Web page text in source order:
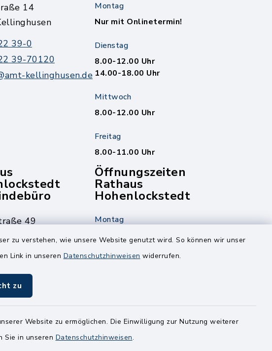
zu verstehen, wie unsere Website genutzt wird. So können wir unser
Link in unseren Datenschutzhinweisen widerrufen.
zu
Website zu ermöglichen. Die Einwilligung zur Nutzung weiterer
Sie in unseren Datenschutzhinweisen.
14
39-0
39-70120
kellinghusen.de
Montag
Nur mit Onlinetermin!
Dienstag
8.00-12.00 Uhr
14.00-18.00 Uhr
Mittwoch
8.00-12.00 Uhr
Freitag
8.00-11.00 Uhr
49
30-0
30-15
kellinghusen.de
Öffnungszeiten
Rathaus
Hohenlockstedt
Montag
Nur mit Onlinetermin!
Dienstag
8.00-12.00 Uhr